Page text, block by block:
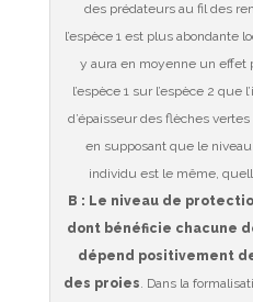
des prédateurs au fil des
l’espèce 1 est plus abondante
y aura en moyenne un effet
l’espèce 1 sur l’espèce 2 que
d’épaisseur des flèches
en supposant que le
individu est le même,
B : Le niveau de
dont bénéficie chacune
dépend positivement
des proies. Dans la